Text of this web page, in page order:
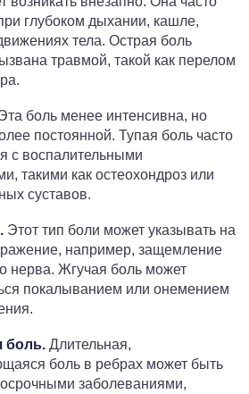
глубоком дыхании, кашле,
тела. Острая боль
травмой, такой как перелом
боль менее интенсивна, но
постоянной. Тупая боль часто
с воспалительными
такими как остеохондроз или
суставов.
Этот тип боли может указывать на
например, защемление
нерва. Жгучая боль может
покалыванием или онемением
боль. Длительная,
боль в ребрах может быть
заболеваниями,